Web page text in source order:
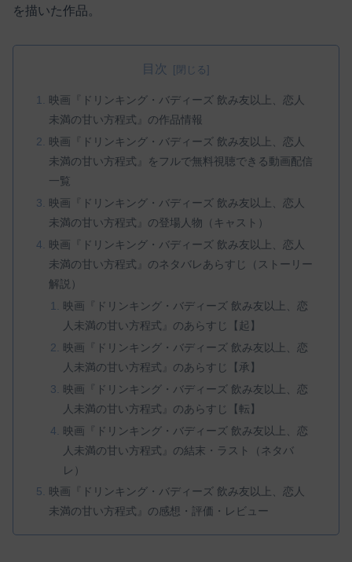
を描いた作品。
目次
映画『ドリンキング・バディーズ 飲み友以上、恋人
未満の甘い方程式』の作品情報
映画『ドリンキング・バディーズ 飲み友以上、恋人
未満の甘い方程式』をフルで無料視聴できる動画配信
一覧
映画『ドリンキング・バディーズ 飲み友以上、恋人
未満の甘い方程式』の登場人物（キャスト）
映画『ドリンキング・バディーズ 飲み友以上、恋人
未満の甘い方程式』のネタバレあらすじ（ストーリー
解説）
映画『ドリンキング・バディーズ 飲み友以上、恋
人未満の甘い方程式』のあらすじ【起】
映画『ドリンキング・バディーズ 飲み友以上、恋
人未満の甘い方程式』のあらすじ【承】
映画『ドリンキング・バディーズ 飲み友以上、恋
人未満の甘い方程式』のあらすじ【転】
映画『ドリンキング・バディーズ 飲み友以上、恋
人未満の甘い方程式』の結末・ラスト（ネタバ
レ）
映画『ドリンキング・バディーズ 飲み友以上、恋人
未満の甘い方程式』の感想・評価・レビュー